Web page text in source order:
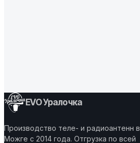
EVO Уралочка
Производство теле- и радиоантенн в
Можге с 2014 года. Отгрузка по всей